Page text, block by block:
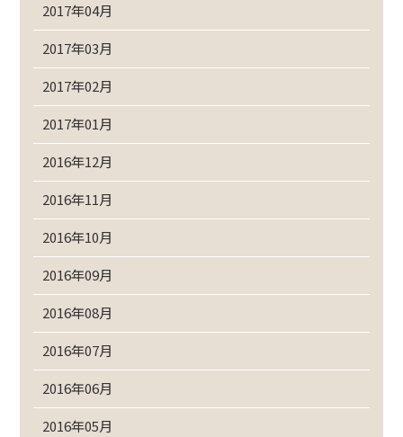
2017年04月
2017年03月
2017年02月
2017年01月
2016年12月
2016年11月
2016年10月
2016年09月
2016年08月
2016年07月
2016年06月
2016年05月